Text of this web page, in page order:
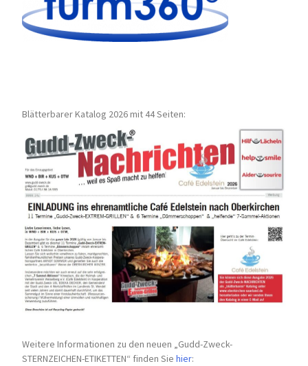
Blätterbarer Katalog 2026 mit 44 Seiten:
Weitere Informationen zu den neuen „Gudd-Zweck-
STERNZEICHEN-ETIKETTEN“ finden Siehier: